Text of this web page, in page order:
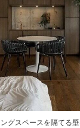
グスペースを隔てる